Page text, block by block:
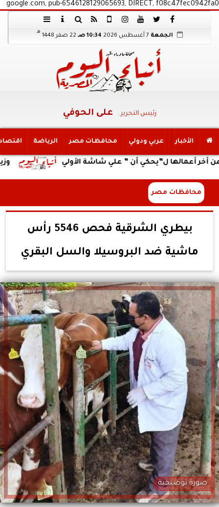
google.com, pub-6546128129065693, DIRECT, f08c47fec0942fa0
الجمعة 10:34 صـ 22 صفر 1448
هـ
رئيس التحرير على الحوفي
الأخبار عربي ودولي محافظات مصر الرياضة
وزير العمل ل”يحكي أن ” علي شاشة الأولي
محافظات مصر
بيطري الشرقية فحص 5546 رأس
ماشية ضد البروسيلا والسل البقري
صورة توضيحية